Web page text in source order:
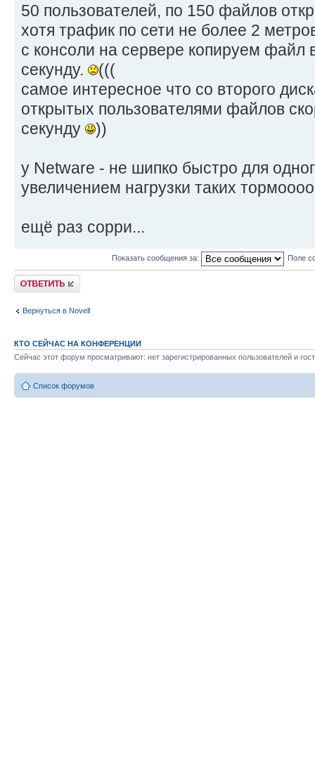
50 пользователей, по 150 файлов
хотя трафик по сети не более 2
с консоли на сервере копируем файл
секунду.
(((
самое интересное что со второго
открытых пользователями файлов
секунду
))
у Netware - не шипко быстро для
увеличением нагрузки таких
ещё раз сорри...
Показать сообщения за: Поле
Ответить
Вернуться в Novell
КТО СЕЙЧАС НА КОНФЕРЕНЦИИ
Сейчас этот форум просматривают: нет зарегистрированных пользователей и
Список форумов